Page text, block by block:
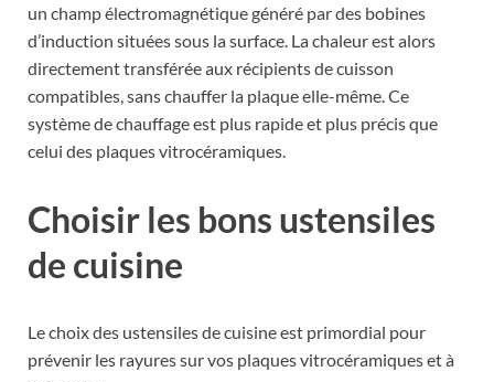
un champ électromagnétique généré par des bobines
d’induction situées sous la surface. La chaleur est alors
directement transférée aux récipients de cuisson
compatibles, sans chauffer la plaque elle-même. Ce
système de chauffage est plus rapide et plus précis que
celui des plaques vitrocéramiques.
Choisir les bons ustensiles
de cuisine
Le choix des ustensiles de cuisine est primordial pour
prévenir les rayures sur vos plaques vitrocéramiques et à